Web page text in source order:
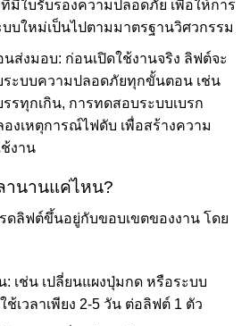
มีใบรับรองความปลอดภัย เพื่อให้การ
บใหม่เป็นไปตามมาตรฐานวิศวกรรม
ส่งมอบ: ก่อนเปิดใช้งานจริง ลิฟต์จะ
ระบบความปลอดภัยทุกขั้นตอน เช่น
รทุกเกิน, การทดสอบระบบเบรก
งเหตุการณ์ไฟดับ เพื่อสร้างความ
งาน
านานแค่ไหน?
รดลิฟต์ขึ้นอยู่กับขอบเขตของงาน โดย
: เช่น เปลี่ยนแผงปุ่มกด หรือระบบ
ช้เวลาเพียง 2-5 วัน ต่อลิฟต์ 1 ตัว